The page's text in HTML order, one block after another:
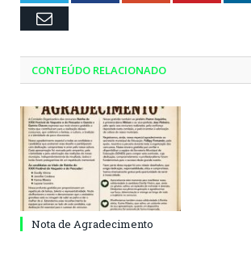
Email
CONTEÚDO RELACIONADO
Nota de Agradecimento